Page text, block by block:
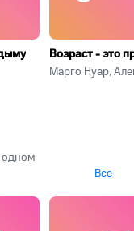
Возраст - это
одном
Все